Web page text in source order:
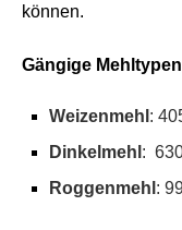
können.
Gängige
Weizenmehl :
Dinkelmehl :
Roggenmehl :